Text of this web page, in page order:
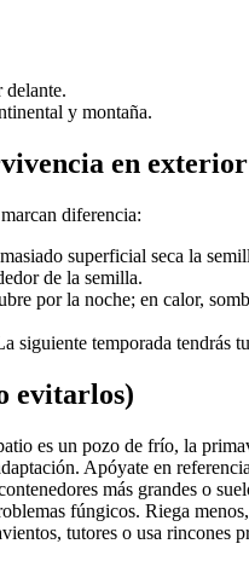
delante.
y montaña.
en exterior
diferencia:
superficial seca la
de la semilla.
por la noche; en calor,
siguiente temporada tendrás
evitarlos)
es un pozo de frío, la
Apóyate en
más grandes o
fúngicos. Riega
tutores o usa rincones